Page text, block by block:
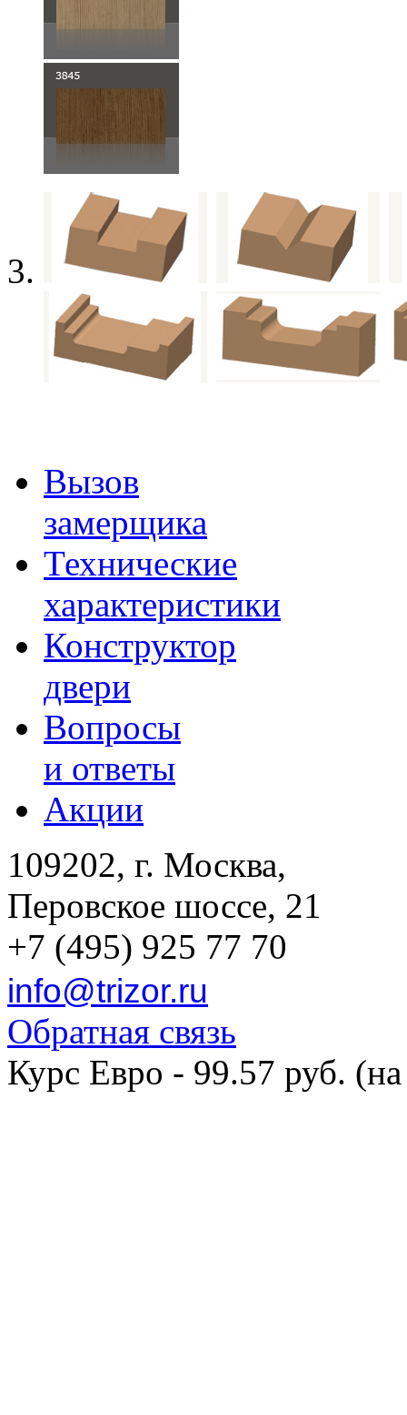
Вызов
замерщика
Технические
характеристики
Конструктор
двери
Вопросы
и ответы
Акции
109202, г. Москва,
Перовское шоссе, 21
+7 (495) 925 77 70
info@trizor.ru
Обратная связь
Курс Евро - 99.57 руб.